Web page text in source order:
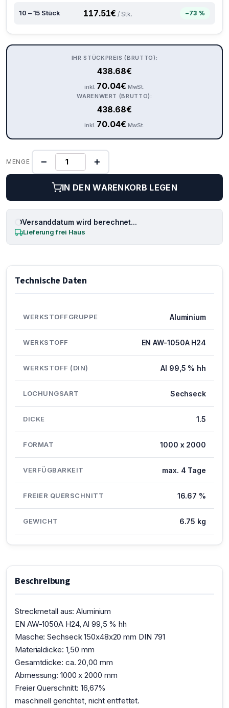
10 – 15 Stück 117.51€ / Stk. −73 %
IHR STÜCKPREIS (BRUTTO):
438.68€
inkl. 70.04€ MwSt.
WARENWERT (BRUTTO):
438.68€
inkl. 70.04€ MwSt.
MENGE − +
IN DEN WARENKORB LEGEN
Versanddatum wird berechnet...
Lieferung frei Haus
Technische Daten
WERKSTOFFGRUPPE Aluminium
WERKSTOFF EN AW-1050A H24
WERKSTOFF (DIN) Al 99,5 % hh
LOCHUNGSART Sechseck
DICKE 1.5
FORMAT 1000 x 2000
VERFÜGBARKEIT max. 4 Tage
FREIER QUERSCHNITT 16.67 %
GEWICHT 6.75 kg
Beschreibung
Streckmetall aus: Aluminium
EN AW-1050A H24, Al 99,5 % hh
Masche: Sechseck 150x48x20 mm DIN 791
Materialdicke: 1,50 mm
Gesamtdicke: ca. 20,00 mm
Abmessung: 1000 x 2000 mm
Freier Querschnitt: 16,67%
maschinell gerichtet, nicht entfettet.